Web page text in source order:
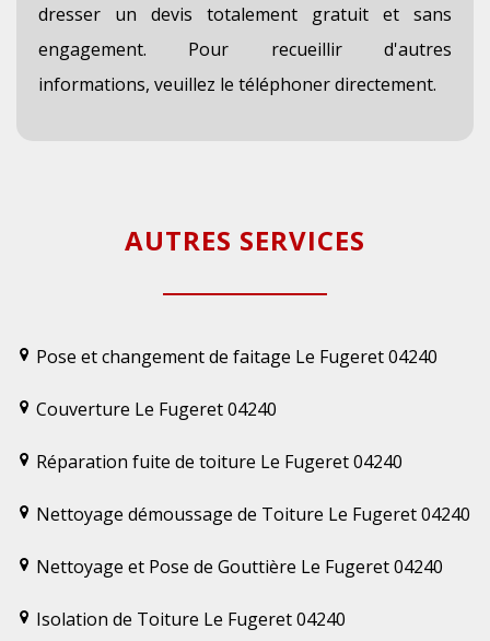
dresser un devis totalement gratuit et sans
engagement. Pour recueillir d'autres
informations, veuillez le téléphoner directement.
AUTRES SERVICES
Pose et changement de faitage Le Fugeret 04240
Couverture Le Fugeret 04240
Réparation fuite de toiture Le Fugeret 04240
Nettoyage démoussage de Toiture Le Fugeret 04240
Nettoyage et Pose de Gouttière Le Fugeret 04240
Isolation de Toiture Le Fugeret 04240